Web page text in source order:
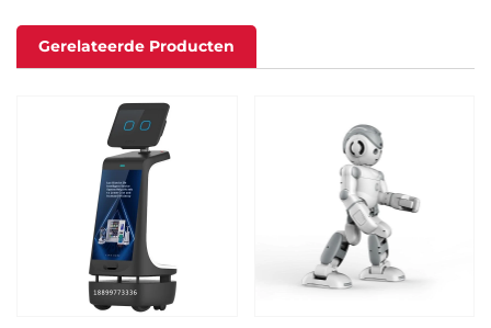
Gerelateerde Producten